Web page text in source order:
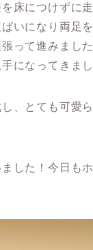
床につけずに
いになり両足
って進みまし
になってきまし
、とても可愛
した！今日も